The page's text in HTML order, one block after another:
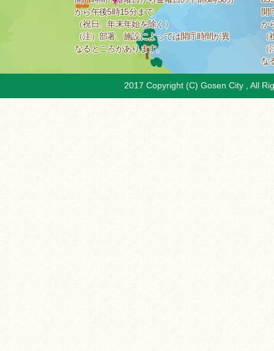
から午後5時15分まで
（祝日、年末年始を除く）
（注）部署、施設によっては開庁時間が異
なるところがあります。
開
か
な
2017 Copyright (C) Gosen City , All